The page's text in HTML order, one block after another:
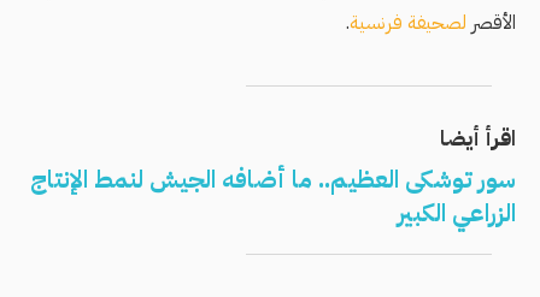
الأقصر لصحيفة فرنسية.
اقرأ أيضا
سور توشكى العظيم.. ما أضافه الجيش لنمط الإنتاج
الزراعي الكبير